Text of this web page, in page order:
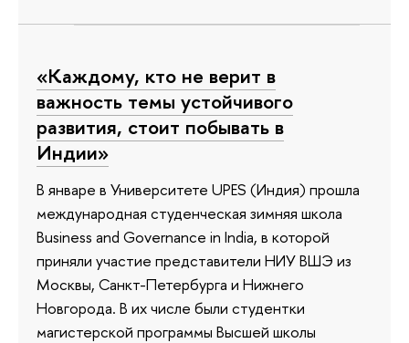
«Каждому, кто не верит в
важность темы устойчивого
развития, стоит побывать в
Индии»
В январе в Университете UPES (Индия) прошла
международная студенческая зимняя школа
Business and Governance in India, в которой
приняли участие представители НИУ ВШЭ из
Москвы, Санкт-Петербурга и Нижнего
Новгорода. В их числе были студентки
магистерской программы Высшей школы